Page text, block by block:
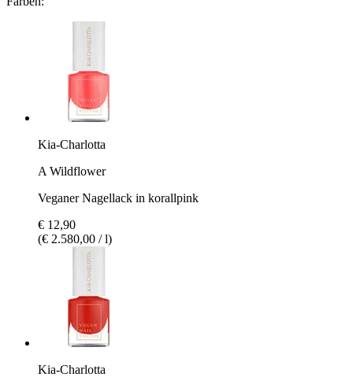
Kia-Charlotta
A Wildflower
Veganer Nagellack in korallpink
€ 12,90
(€ 2.580,00 / l)
Kia-Charlotta